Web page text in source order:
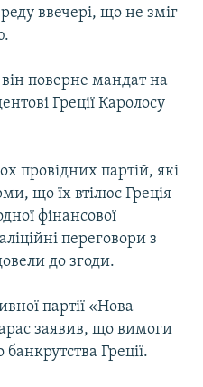
ввечері, що не зміг
поверне мандат на
Греції Каролосу
провідних партій, які
що їх втілює Греція
фінансової
переговори з
до згоди.
партії «Нова
заявив, що вимоги
Греції.